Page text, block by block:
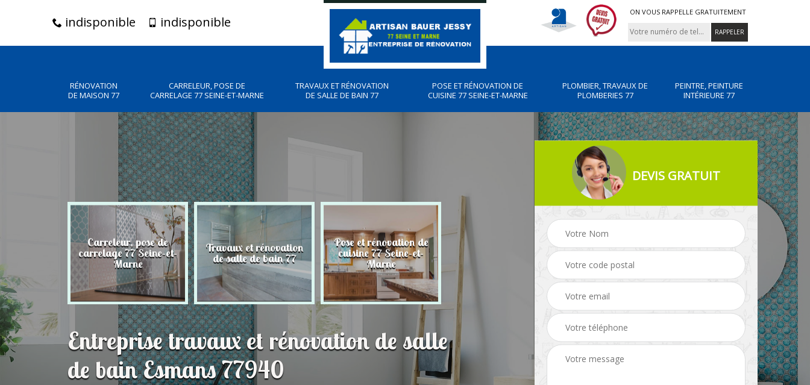
indisponible indisponible
ON VOUS RAPPELLE GRATUITEMENT
RÉNOVATION
DE MAISON 77
CARRELEUR, POSE DE
CARRELAGE 77 SEINE-ET-MARNE
TRAVAUX ET RÉNOVATION
DE SALLE DE BAIN 77
POSE ET RÉNOVATION DE
CUISINE 77 SEINE-ET-MARNE
PLOMBIER, TRAVAUX DE
PLOMBERIES 77
PEINTRE, PEINTURE
INTÉRIEURE 77
Carreleur, pose de
carrelage 77 Seine-et-
Marne
Travaux et rénovation
de salle de bain 77
Pose et rénovation de
cuisine 77 Seine-et-
Marne
Plombier, travaux de Peintre, peinture
intérieure 77
Rénovation de maison
Entreprise travaux et rénovation de salle
de bain Esmans 77940
DEVIS GRATUIT